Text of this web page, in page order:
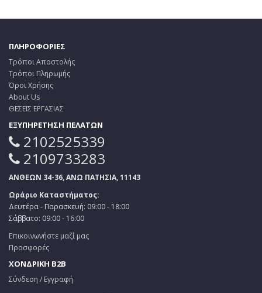
ΠΛΗΡΟΦΟΡΙΕΣ
Τρόποι Αποστολής
Τρόποι Πληρωμής
Όροι Χρήσης
About Us
ΘΕΣΕΙΣ ΕΡΓΑΣΙΑΣ
ΕΞΥΠΗΡΕΤΗΣΗ ΠΕΛΑΤΩΝ
2102525339
2109733283
ΑΝΘΕΩΝ 34-36, ΑΝΩ ΠΑΤΗΣΙΑ, 11143
Ωράριο Καταστήματος:
Δευτέρα - Παρασκευή: 09:00 - 18:00
Σάββατο: 09:00 - 16:00
Επικοινωνήστε μαζί μας
Προσφορές
ΧΟΝΔΡΙΚΗ B2B
Σύνδεση / Εγγραφή